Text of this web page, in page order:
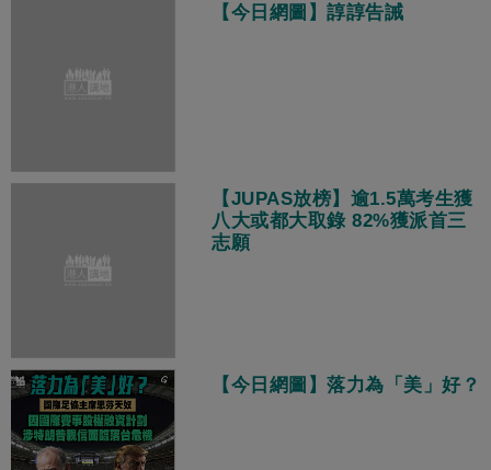
【今日網圖】諄諄告誡
【JUPAS放榜】逾1.5萬考生獲
八大或都大取錄 82%獲派首三
志願
【今日網圖】落力為「美」好？